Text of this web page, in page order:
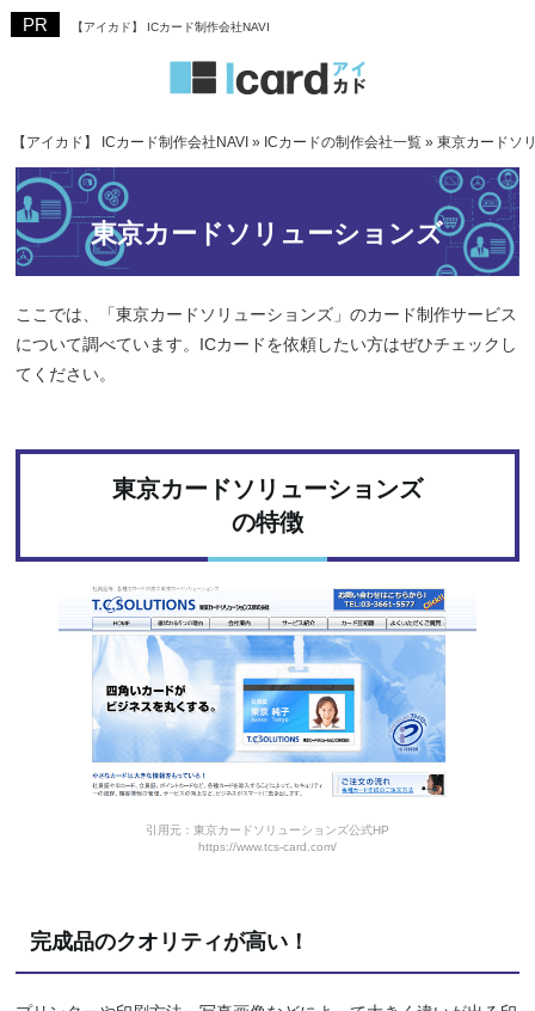
【アイカド】 ICカード制作会社NAVI
【アイカド】 ICカード制作会社NAVI » ICカードの制作会社一覧 » 東京カードソ
東京カードソリューションズ
ここでは、「東京カードソリューションズ」のカード制作サービス
について調べています。ICカードを依頼したい方はぜひチェックし
てください。
東京カードソリューションズ
の特徴
引用元：東京カードソリューションズ公式HP
https://www.tcs-card.com/
完成品のクオリティが高い！